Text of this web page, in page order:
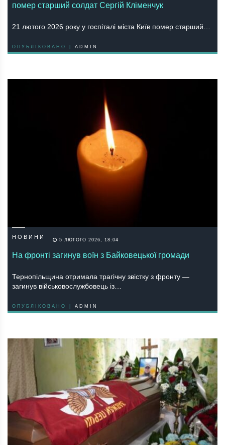
помер старший солдат Сергій Кліменчук
21 лютого 2026 року у госпіталі міста Київ помер старший…
ОПУБЛІКОВАНО | ADMIN
НОВИНИ 5 ЛЮТОГО 2026, 18:04
На фронті загинув воїн з Байковецької громади
Тернопільщина отримала трагічну звістку з фронту —
загинув військовослужбовець із…
ОПУБЛІКОВАНО | ADMIN